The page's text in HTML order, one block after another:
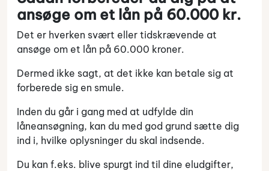
ansøge om et lån på 60.000 kr.
Det er hverken svært eller tidskrævende at
ansøge om et lån på 60.000 kroner.
Dermed ikke sagt, at det ikke kan betale sig at
forberede sig en smule.
Inden du går i gang med at udfylde din
låneansøgning, kan du med god grund sætte dig
ind i, hvilke oplysninger du skal indsende.
Du kan f.eks. blive spurgt ind til dine eludgifter,